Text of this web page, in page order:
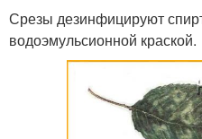
Срезы дезинфицируют
водоэмульсионной краской.